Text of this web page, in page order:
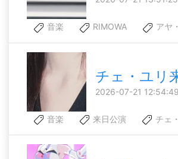
音楽 RIMOWA アヤ
チェ・ユリ
2026-07-21 12:54:49
音楽 来日公演 チェ